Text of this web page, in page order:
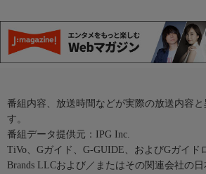
番組内容、放送時間などが実際の放送内容
す。
番組データ提供元：IPG Inc.
TiVo、Gガイド、G-GUIDE、およびGガイド
Brands LLCおよび／またはその関連会社の